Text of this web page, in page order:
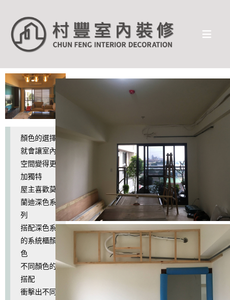
顏色的選擇
就會讓室內
空間變得更
加獨特
屋主喜歡莫
蘭迪深色系
列
搭配深色系
的系統櫃顏
色
不同顏色的
搭配
衝擊出不同